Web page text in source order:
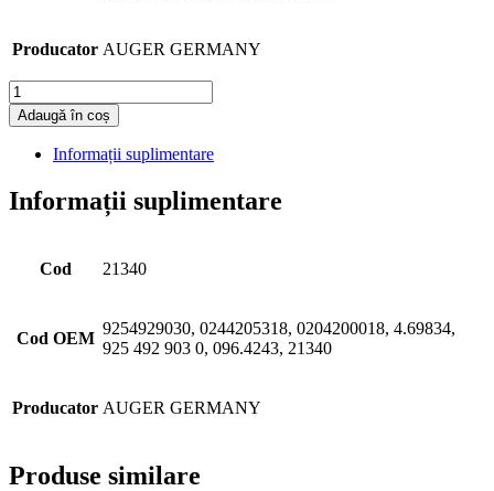
Producator AUGER GERMANY
Cantitate
Adaugă în coș
Informații suplimentare
Informații suplimentare
Cod 21340
Cod OEM
9254929030, 0244205318, 0204200018, 4.69834,
925 492 903 0, 096.4243, 21340
Producator AUGER GERMANY
Produse similare